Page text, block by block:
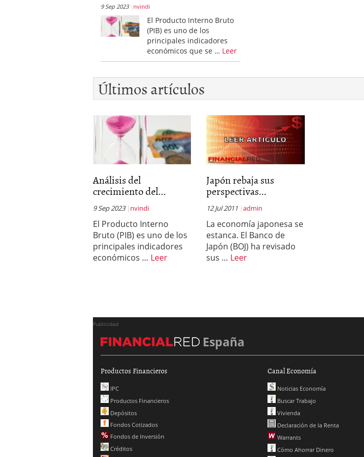
9 Sep 2023 nvindi
El Producto Interno Bruto
(PIB) es uno de los
principales indicadores
económicos que se … Leer
Últimos artículos
Análisis del
crecimiento del...
9 Sep 2023 nvindi
El Producto Interno
Bruto (PIB) es uno de los
principales indicadores
económicos … Leer
Japón rebaja sus
perspectivas...
12 Jul 2011 admin
La economía japonesa se
estanca. El Banco de
Japón (BOJ) ha revisado
sus … Leer
Publicidad
España
Productos Financieros
IPC
Productos Financieros
Depósitos
Fondos Cotizados
Fondos de Inversión
Créditos
Canal Economía
Noticias Economía
Buscar Trabajo
Vivienda
Declaración de la Renta
Warrants
Cómo Ahorrar Dinero